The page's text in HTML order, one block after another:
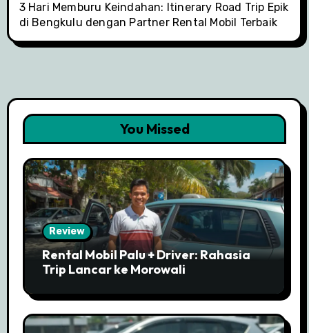
3 Hari Memburu Keindahan: Itinerary Road Trip Epik
di Bengkulu dengan Partner Rental Mobil Terbaik
You Missed
Review
Rental Mobil Palu + Driver: Rahasia
Trip Lancar ke Morowali